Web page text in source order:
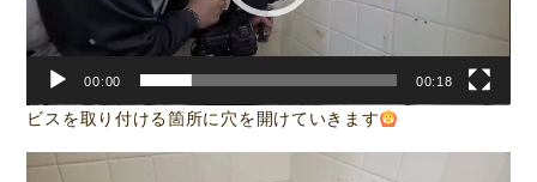
ー
00:00 00:18
ビスを取り付ける箇所に穴を開けていきます